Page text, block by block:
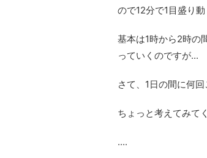
ので12分で1目盛り動
基本は1時から2時の
っていくのですが...
さて、1日の間に何
ちょっと考えてみて
....